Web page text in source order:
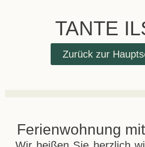
TANTE
Zurück zur
Ferienwohnung